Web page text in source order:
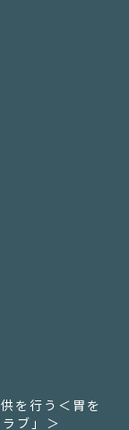
を行う ＜胃を
ブ」＞